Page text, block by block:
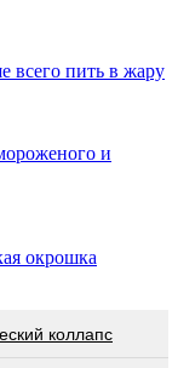
всего пить в жару
и
окрошка
коллапс